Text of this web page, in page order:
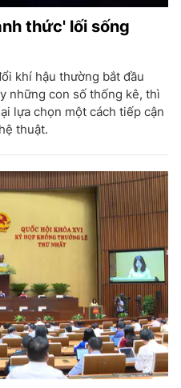
thức' lối sống
khí hậu thường bắt đầu
những con số thống kê, thì
lựa chọn một cách tiếp cận
thuật.